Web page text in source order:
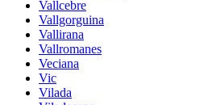
Vallcebre
Vallgorguina
Vallirana
Vallromanes
Veciana
Vic
Vilada